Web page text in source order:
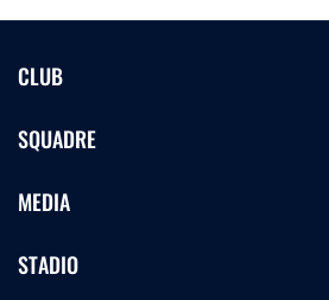
CLUB
SQUADRE
MEDIA
STADIO